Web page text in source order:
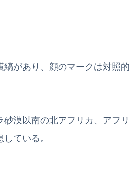
縞があり、顔のマークは対照的
漠以南の北アフリカ、アフリ
ている。